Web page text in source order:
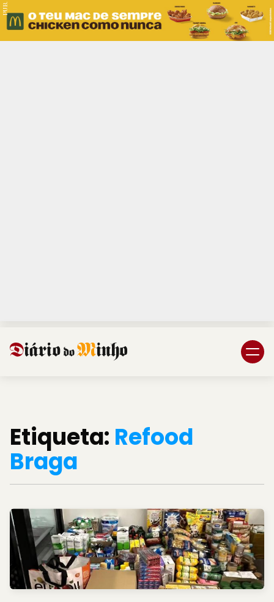
PUB.
Etiqueta: Refood
Braga